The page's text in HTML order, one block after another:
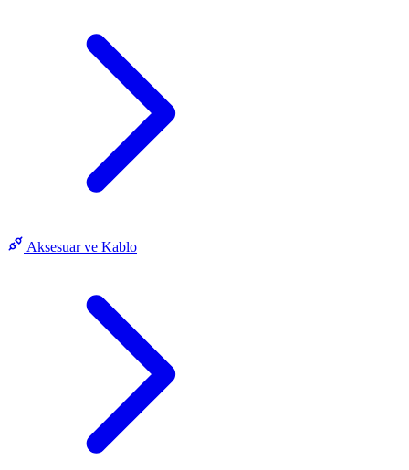
Aksesuar ve Kablo